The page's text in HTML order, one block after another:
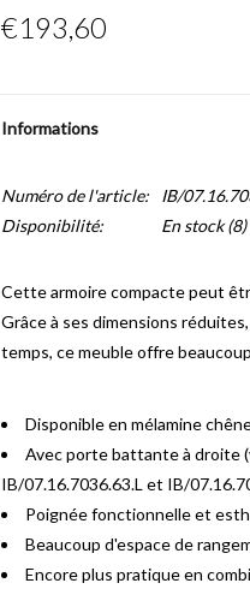
€193,60
Informations
Numéro de l'article:
IB/
Disponibilité:
En stock(8)
Cette armoire compacte peut
Grâce à ses dimensions
temps, ce meuble offre
Disponible en mélamine
Avec porte battante à droite
IB/07.16.7036.63.L et IB/
Poignée fonctionnelle et
Beaucoup d'espace de
Encore plus pratique en